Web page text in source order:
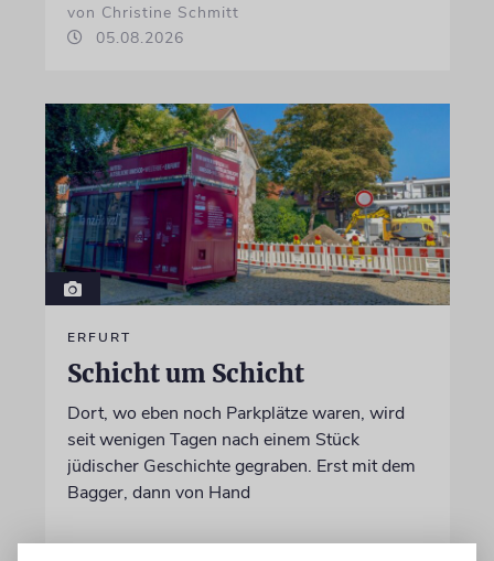
von Christine Schmitt
05.08.2026
ERFURT
Schicht um Schicht
Dort, wo eben noch Parkplätze waren, wird
seit wenigen Tagen nach einem Stück
jüdischer Geschichte gegraben. Erst mit dem
Bagger, dann von Hand